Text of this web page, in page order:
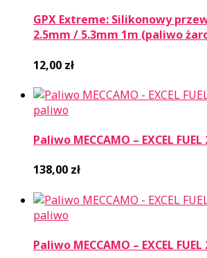
GPX Extreme: Silikonowy
2.5mm / 5.3mm 1m (paliwo
12,00 zł
paliwo
Paliwo MECCAMO – EXCEL
138,00 zł
paliwo
Paliwo MECCAMO – EXCEL